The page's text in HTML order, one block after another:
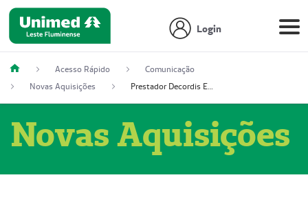
Login
Acesso Rápido
Comunicação
Novas Aquisições
Prestador Decordis Exames Cardiológicos LTDA (51004346-0)
Novas Aquisições